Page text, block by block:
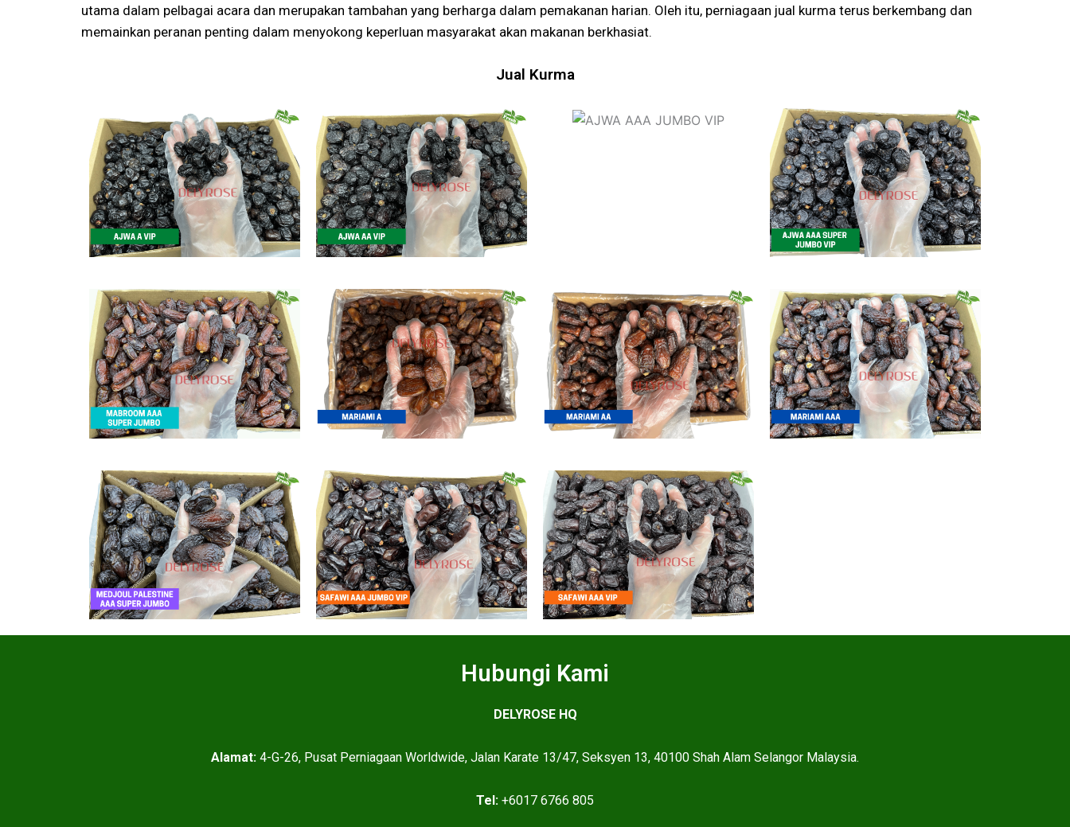
utama dalam pelbagai acara dan merupakan tambahan yang berharga dalam pemakanan harian. Oleh itu, perniagaan jual kurma terus berkembang dan
memainkan peranan penting dalam menyokong keperluan masyarakat akan makanan berkhasiat.
Jual Kurma
Hubungi Kami
DELYROSE HQ
Alamat: 4-G-26, Pusat Perniagaan Worldwide, Jalan Karate 13/47, Seksyen 13, 40100 Shah Alam Selangor Malaysia.
Tel: +6017 6766 805